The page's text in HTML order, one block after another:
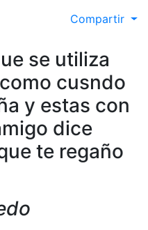
Compartir
se utiliza
cusndo
y estas con
dice
te regaño